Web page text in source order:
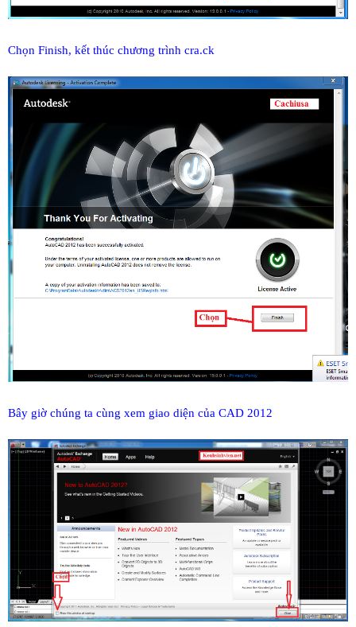
Chọn Finish, kết thúc chương trình cra.ck
Bây giờ chúng ta cùng xem giao diện của CAD 2012